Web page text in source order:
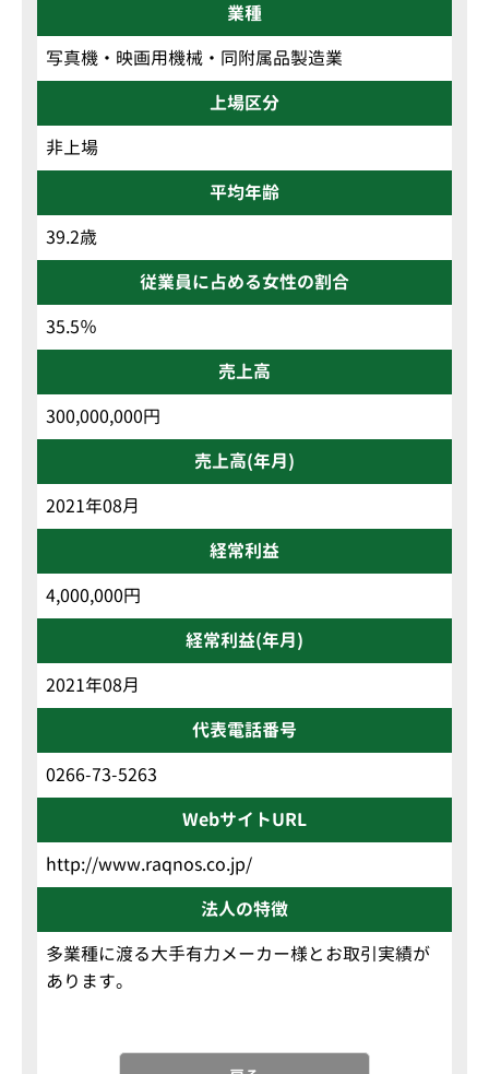
業種
写真機・映画用機械・同附属品製造業
上場区分
非上場
平均年齢
39.2歳
従業員に占める女性の割合
35.5％
売上高
300,000,000円
売上高(年月)
2021年08月
経常利益
4,000,000円
経常利益(年月)
2021年08月
代表電話番号
0266-73-5263
WebサイトURL
http://www.raqnos.co.jp/
法人の特徴
多業種に渡る大手有力メーカー様とお取引実績が
あります。